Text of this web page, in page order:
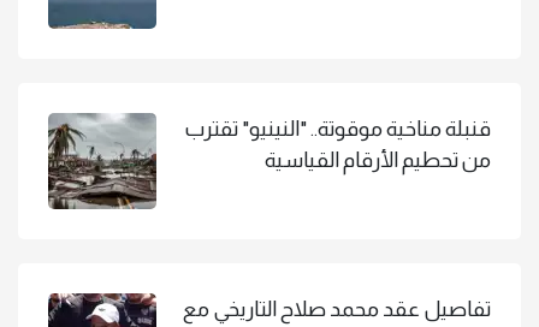
قنبلة مناخية موقوتة.. "النينيو" تقترب
من تحطيم الأرقام القياسية
تفاصيل عقد محمد صلاح التاريخي مع